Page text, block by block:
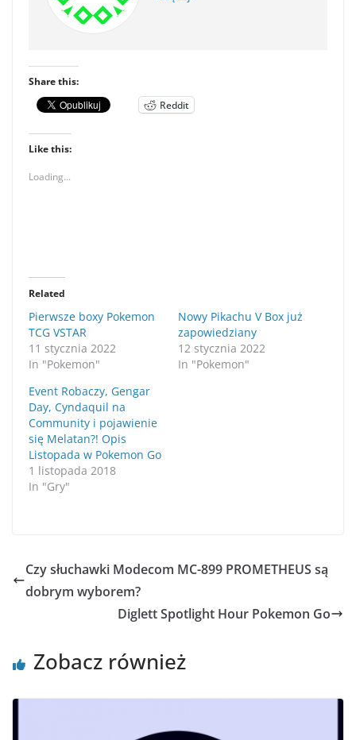
Share this:
Reddit
Like this:
Loading...
Related
Pierwsze boxy Pokemon
TCG VSTAR
11 stycznia 2022
In "Pokemon"
Nowy Pikachu V Box już
zapowiedziany
12 stycznia 2022
In "Pokemon"
Event Robaczy, Gengar
Day, Cyndaquil na
Community i pojawienie
się Melatan?! Opis
Listopada w Pokemon Go
1 listopada 2018
In "Gry"
Czy słuchawki Modecom MC-899 PROMETHEUS są
dobrym wyborem?
Diglett Spotlight Hour Pokemon Go
Zobacz również